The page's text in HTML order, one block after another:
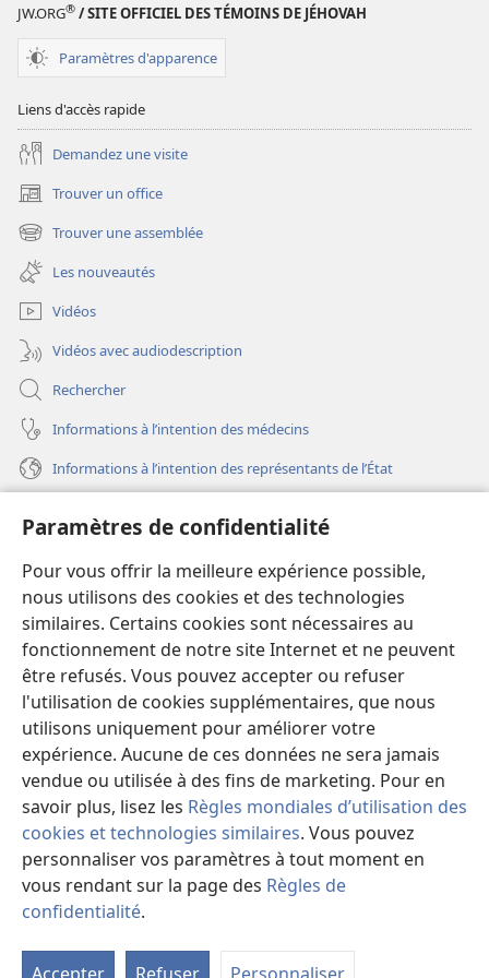
Paramètres de confidentialité
Pour vous offrir la meilleure expérience possible,
nous utilisons des cookies et des technologies
similaires. Certains cookies sont nécessaires au
fonctionnement de notre site Internet et ne peuvent
être refusés. Vous pouvez accepter ou refuser
l'utilisation de cookies supplémentaires, que nous
utilisons uniquement pour améliorer votre
expérience. Aucune de ces données ne sera jamais
vendue ou utilisée à des fins de marketing. Pour en
savoir plus, lisez les Règles mondiales d’utilisation des
cookies et technologies similaires. Vous pouvez
personnaliser vos paramètres à tout moment en
vous rendant sur la page des Règles de
confidentialité.
JW.ORG® / SITE OFFICIEL DES TÉMOINS DE JÉHOVAH
Paramètres d'apparence
Liens d'accès rapide
Demandez une visite
Trouver un office
(ouvre
une
nouvelle
fenêtre)
Trouver une assemblée
(ouvre
une
nouvelle
fenêtre)
Les nouveautés
Vidéos
Vidéos avec audiodescription
Rechercher
Informations à l’intention des médecins
Informations à l’intention des représentants de l’État
(ouvre
une
nouvelle
fenêtre)
Bibliothèque en ligne
(ouvre
une
nouvelle
fenêtre)
JW Hub®
(ouvre
une
nouvelle
fenêtre)
JW Library
Watchtower Library
Copyright© 2026 Watch Tower Bible and Tract Society of Pennsylvania.
CONDITIONS D’UTILISATION
PARAMÈTRES DE CONFIDENTIALITÉ